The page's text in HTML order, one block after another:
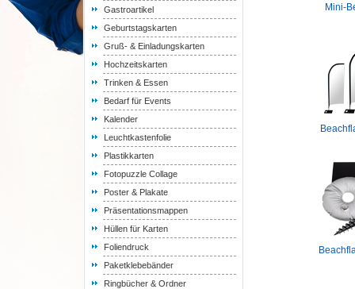
Gastroartikel
Geburtstagskarten
Gruß- & Einladungskarten
Hochzeitskarten
Trinken & Essen
Bedarf für Events
Kalender
Leuchtkastenfolie
Plastikkarten
Fotopuzzle Collage
Poster & Plakate
Präsentationsmappen
Hüllen für Karten
Foliendruck
Paketklebebänder
Ringbücher & Ordner
Mini-